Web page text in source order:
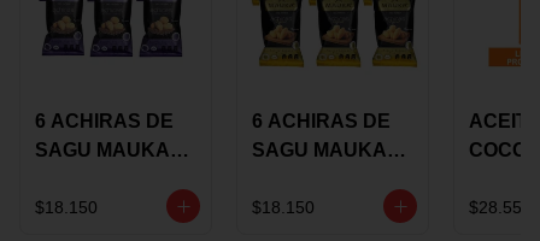
6 ACHIRAS DE
SAGU MAUKA
$18.150
6 ACHIRAS DE
SAGU MAUKA
GRS
$18.150
COCO
150G
$28.550